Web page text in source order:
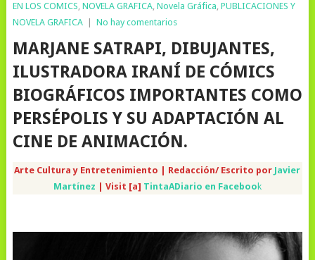
EN LOS COMICS, NOVELA GRAFICA, Novela Gráfica, PUBLICACIONES Y
NOVELA GRAFICA
No hay comentarios
MARJANE SATRAPI, DIBUJANTES,
ILUSTRADORA IRANÍ DE CÓMICS
BIOGRÁFICOS IMPORTANTES COMO
PERSÉPOLIS Y SU ADAPTACIÓN AL
CINE DE ANIMACIÓN.
Arte Cultura y Entretenimiento | Redacción/ Escrito por Javier
Martínez | Visit [a] TintaADiario en Faceboo k